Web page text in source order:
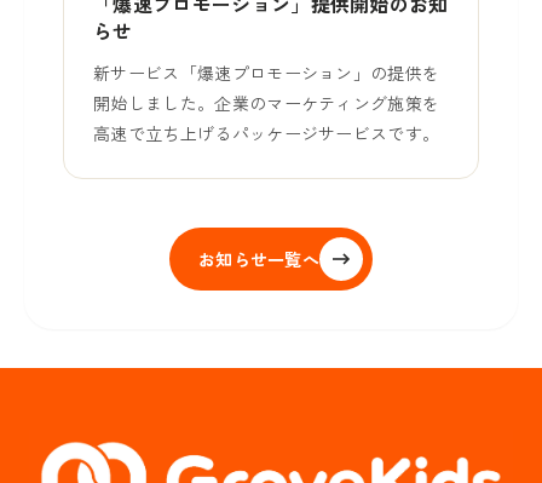
らせ
新サービス「爆速プロモーション」の提供を
開始しました。企業のマーケティング施策を
高速で立ち上げるパッケージサービスです。
お知らせ一覧へ